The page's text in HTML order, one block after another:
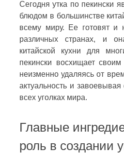
Сегодня утка по пекински
блюдом в большинстве
всему миру. Ее готовят и
различных странах, и
китайской кухни для
пекински восхищает
неизменно удаляясь от
актуальность и
всех уголках мира.
Главные
роль в создании